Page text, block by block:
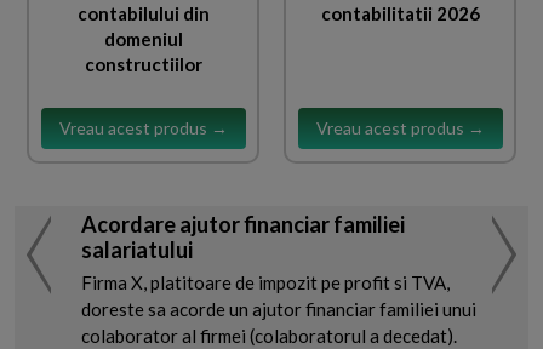
contabilului din
domeniul
constructiilor
Vreau acest produs →
contabilitatii 2026
Vreau acest produs →
Acordare ajutor financiar familiei
salariatului
Firma X, platitoare de impozit pe profit si TVA,
doreste sa acorde un ajutor financiar familiei unui
colaborator al firmei (colaboratorul a decedat).